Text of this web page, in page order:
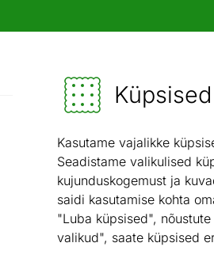
Kasutame vajalikke
Seadistame valikulised
kujunduskogemust ja
saidi kasutamise kohta
"Luba küpsised",
valikud", saate küpsised
Mööbel ja